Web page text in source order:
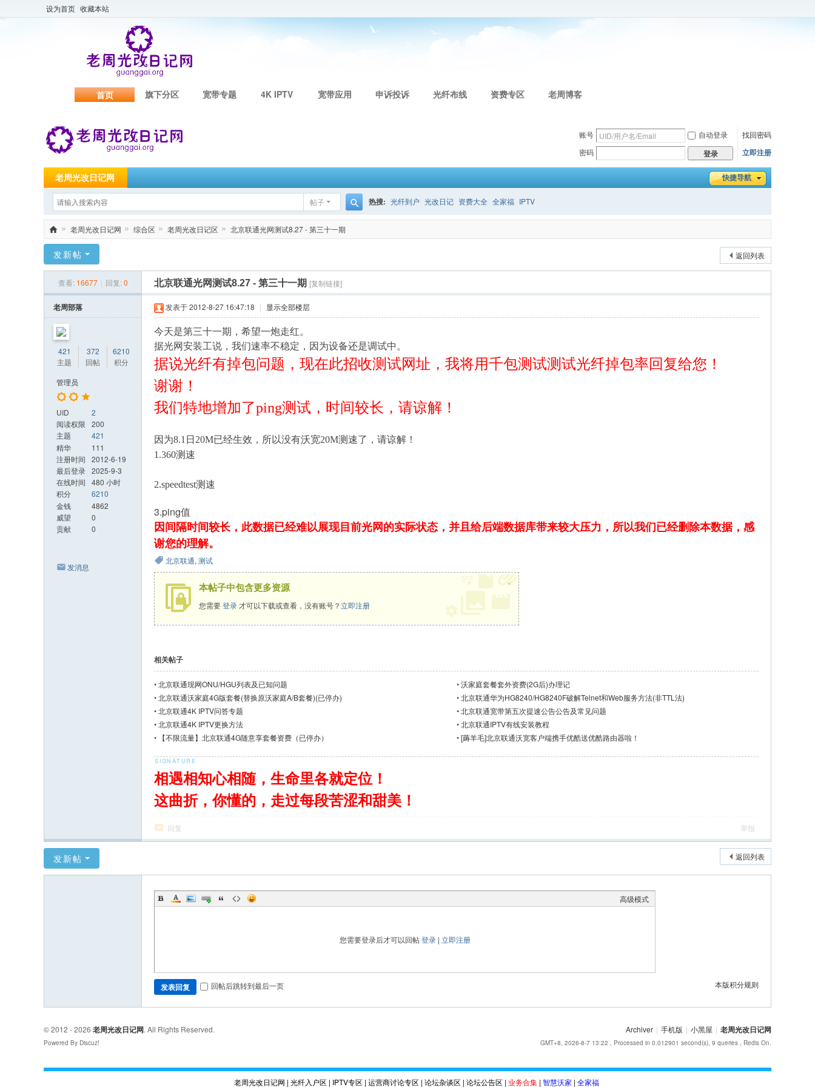
设为首页 收藏本站
首页 旗下分区 宽带专题 4K IPTV 宽带应用 申诉投诉 光纤布线 资费专区 老周博客
账号 自动登录
找回密码
密码
登录 立即注册
快捷导航
老周光改日记网
帖子
搜
索
热搜: 光纤到户 光改日记 资费大全 全家福 IPTV
周
改
日
记
»
老周光改日记网
›
综合区
›
老周光改日记区
›
北京联通光网测试8.27 - 第三十一期
返回列表
发新帖
查看: 16677 | 回复: 0 北京联通光网测试8.27 - 第三十一期 [复制链接]
老周部落
421
主题
372
回帖
6210
积分
管理员
UID
2
阅读权限
200
主题
421
精华
111
注册时间
2012-6-19
最后登录 2025-9-3
在线时间
480 小时
积分
6210
金钱
4862
威望
0
贡献
0
发消息
发表于 2012-8-27 16:47:18 | 显示全部楼层
今天是第三十一期，希望一炮走红。
据光网安装工说，我们速率不稳定，因为设备还是调试中。
据说光纤有掉包问题，现在此招收测试网址，我将用千包测试测试光纤掉包率回复给您！
谢谢！
我们特地增加了ping测试，时间较长，请谅解！
因为8.1日20M已经生效，所以没有沃宽20M测速了，请谅解！
1.360测速
2.speedtest测速
3.ping值
因间隔时间较长，此数据已经难以展现目前光网的实际状态，并且给后端数据库带来较大压力，所以我们已经删除本数据，感
谢您的理解。
北京联通, 测试
本帖子中包含更多资源
您需要登录 才可以下载或查看，没有账号？立即注册
×
相关帖子
•北京联通现网ONU/HGU列表及已知问题 •沃家庭套餐套外资费(2G后)办理记
•北京联通沃家庭4G版套餐(替换原沃家庭A/B套餐)(已停办) •北京联通华为HG8240/HG8240F破解Telnet和Web服务方法(非TTL法)
•北京联通4K IPTV问答专题 •北京联通宽带第五次提速公告公告及常见问题
•北京联通4K IPTV更换方法 •北京联通IPTV有线安装教程
• 【不限流量】北京联通4G随意享套餐资费（已停办） •[薅羊毛]北京联通沃宽客户端携手优酷送优酷路由器啦！
相遇相知心相随，生命里各就定位！
这曲折，你懂的，走过每段苦涩和甜美！
回复 举报
返回列表
发新帖
高级模式
您需要登录后才可以回帖登录| 立即注册
本版积分规则
发表回复 回帖后跳转到最后一页
Archiver | 手机版 | 小黑屋 | 老周光改日记网
GMT+8, 2026-8-7 13:22 , Processed in 0.012901 second(s), 9 queries , Redis On.
© 2012 - 2026 老周光改日记网. All Rights Reserved.
Powered By Discuz!
老周光改日记网 | 光纤入户区 | IPTV专区 | 运营商讨论专区 | 论坛杂谈区 | 论坛公告区 | 业务合集 | 智慧沃家 | 全家福